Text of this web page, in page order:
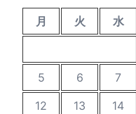
月 火 水
5
6 7
12
13 14